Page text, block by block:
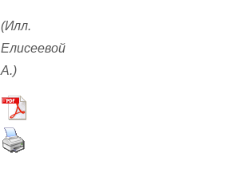
(Илл.
Елисеевой
А.)